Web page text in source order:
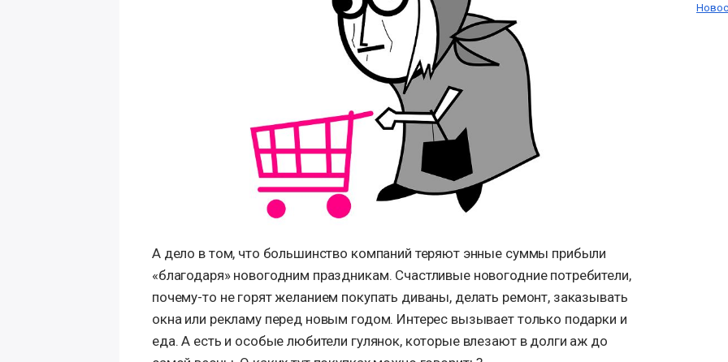
А дело в том, что большинство компаний теряют энные суммы прибыли
«благодаря» новогодним праздникам. Счастливые новогодние потребители,
почему-то не горят желанием покупать диваны, делать ремонт, заказывать
окна или рекламу перед новым годом. Интерес вызывает только подарки и
еда. А есть и особые любители гулянок, которые влезают в долги аж до